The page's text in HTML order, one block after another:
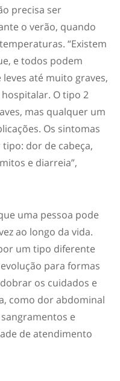
precisa ser
o verão, quando
“Existem
e todos podem
até muito graves,
O tipo 2
mas qualquer um
Os sintomas
dor de cabeça,
e diarreia”,
uma pessoa pode
ao longo da vida.
um tipo diferente
para formas
os cuidados e
como dor abdominal
e
de atendimento